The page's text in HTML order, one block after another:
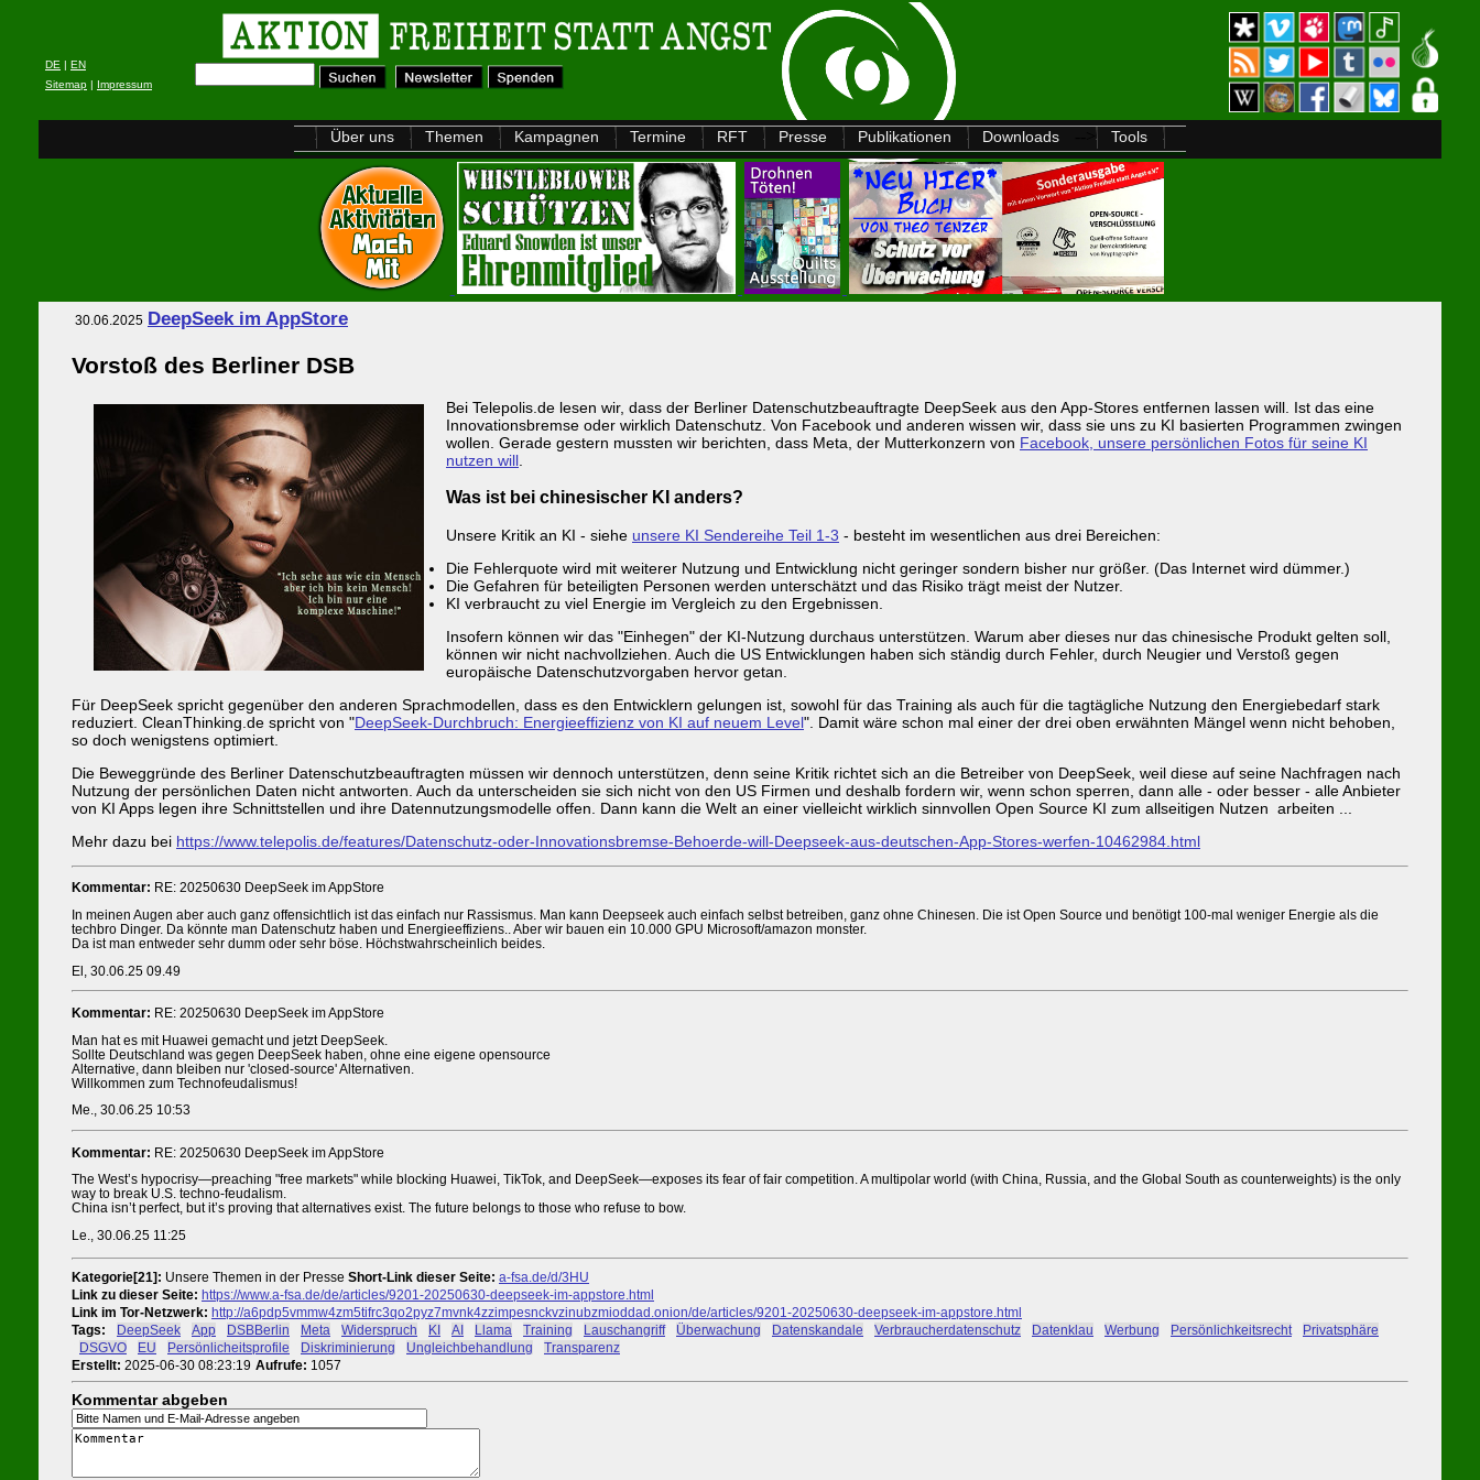
DE | EN
Sitemap | Impressum
Über uns Themen Kampagnen Termine RFT Presse Publikationen Downloads Tools
30.06.2025 DeepSeek im AppStore
Vorstoß des Berliner DSB
Bei Telepolis.de lesen wir, dass der Berliner Datenschutzbeauftragte DeepSeek aus den App-Stores entfernen lassen will. Ist das eine
Innovationsbremse oder wirklich Datenschutz. Von Facebook und anderen wissen wir, dass sie uns zu KI basierten Programmen zwingen
wollen. Gerade gestern mussten wir berichten, dass Meta, der Mutterkonzern von Facebook, unsere persönlichen Fotos für seine KI
nutzen will
Was ist bei chinesischer KI anders?
Unsere Kritik an KI - siehe unsere KI Sendereihe Teil 1-3 - besteht im wesentlichen aus drei Bereichen:
Die Fehlerquote wird mit weiterer Nutzung und Entwicklung nicht geringer sondern bisher nur größer. (Das Internet wird dümmer.)
Die Gefahren für beteiligten Personen werden unterschätzt und das Risiko trägt meist der Nutzer.
KI verbraucht zu viel Energie im Vergleich zu den Ergebnissen.
Insofern können wir das "Einhegen" der KI-Nutzung durchaus unterstützen. Warum aber dieses nur das chinesische Produkt gelten soll,
können wir nicht nachvollziehen. Auch die US Entwicklungen haben sich ständig durch Fehler, durch Neugier und Verstoß gegen
europäische Datenschutzvorgaben hervor getan.
Für DeepSeek spricht gegenüber den anderen Sprachmodellen, dass es den Entwicklern gelungen ist, sowohl für das Training als auch für die tagtägliche Nutzung den Energiebedarf stark
reduziert. CleanThinking.de spricht von "DeepSeek-Durchbruch: Energieeffizienz von KI auf neuem Level". Damit wäre schon mal einer der drei oben erwähnten Mängel wenn nicht behoben,
so doch wenigstens optimiert.
Die Beweggründe des Berliner Datenschutzbeauftragten müssen wir dennoch unterstützen, denn seine Kritik richtet sich an die Betreiber von DeepSeek, weil diese auf seine Nachfragen nach
Nutzung der persönlichen Daten nicht antworten. Auch da unterscheiden sie sich nicht von den US Firmen und deshalb fordern wir, wenn schon sperren, dann alle - oder besser - alle Anbieter
von KI Apps legen ihre Schnittstellen und ihre Datennutzungsmodelle offen. Dann kann die Welt an einer vielleicht wirklich sinnvollen Open Source KI zum allseitigen Nutzen arbeiten ...
Mehr dazu bei https://www.telepolis.de/features/Datenschutz-oder-Innovationsbremse-Behoerde-will-Deepseek-aus-deutschen-App-Stores-werfen-10462984.html
Kommentar: RE: 20250630 DeepSeek im AppStore
In meinen Augen aber auch ganz offensichtlich ist das einfach nur Rassismus. Man kann Deepseek auch einfach selbst betreiben, ganz ohne Chinesen. Die ist Open Source und benötigt 100-mal weniger Energie als die
techbro Dinger. Da könnte man Datenschutz haben und Energieeffiziens.. Aber wir bauen ein 10.000 GPU Microsoft/amazon monster.
Da ist man entweder sehr dumm oder sehr böse. Höchstwahrscheinlich beides.
El, 30.06.25 09.49
Kommentar: RE: 20250630 DeepSeek im AppStore
Man hat es mit Huawei gemacht und jetzt DeepSeek.
Sollte Deutschland was gegen DeepSeek haben, ohne eine eigene opensource
Alternative, dann bleiben nur 'closed-source' Alternativen.
Willkommen zum Technofeudalismus!
Me., 30.06.25 10:53
Kommentar: RE: 20250630 DeepSeek im AppStore
The West’s hypocrisy—preaching "free markets" while blocking Huawei, TikTok, and DeepSeek—exposes its fear of fair competition. A multipolar world (with China, Russia, and the Global South as counterweights) is the only
way to break U.S. techno-feudalism.
China isn’t perfect, but it’s proving that alternatives exist. The future belongs to those who refuse to bow.
Le., 30.06.25 11:25
Kategorie[21]: Unsere Themen in der Presse Short-Link dieser Seite: a-fsa.de/d/3HU
Link zu dieser Seite: https://www.a-fsa.de/de/articles/9201-20250630-deepseek-im-appstore.html
Link im Tor-Netzwerk: http://a6pdp5vmmw4zm5tifrc3qo2pyz7mvnk4zzimpesnckvzinubzmioddad.onion/de/articles/9201-20250630-deepseek-im-appstore.html
Tags:
DeepSeek App DSBBerlin Meta Widerspruch KI AI Llama Training Lauschangriff Überwachung Datenskandale Verbraucherdatenschutz Datenklau Werbung Persönlichkeitsrecht
Privatsphäre
DSGVO EU Persönlicheitsprofile Diskriminierung Ungleichbehandlung
Transparenz
Erstellt: 2025-06-30 08:23:19 Aufrufe: 1057
Kommentar abgeben